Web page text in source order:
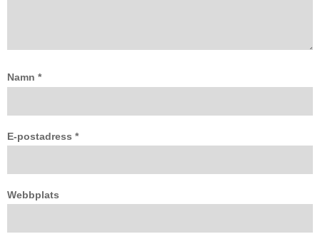
Namn *
E-postadress *
Webbplats